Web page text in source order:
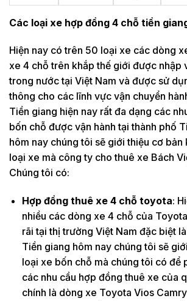
Các loại xe hợp đồng 4 chỗ tiền
Hiện nay có trên 50 loại xe các dòng
xe 4 chỗ trên khắp thế giới được nhập
trong nước tại Việt Nam và được sử
thông cho các lĩnh vực vận chuyển
Tiền giang hiện nay rất đa dạng các
bốn chỗ được vận hành tại thành phố
hôm nay chúng tôi sẽ giới thiệu cơ bản
loại xe mà công ty cho thuê xe Bách
Chúng tôi có:
Hợp đồng thuê xe 4 chỗ toyota:
nhiều các dòng xe 4 chỗ của
rãi tại thị trường Việt Nam đặc biệt
Tiền giang hôm nay chúng tôi sẽ
loại xe bốn chỗ mà chúng tôi có để
các nhu cầu hợp đồng thuê xe của
chính là dòng xe Toyota Vios